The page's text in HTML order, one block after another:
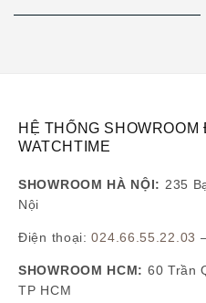
HỆ THỐNG
WATCHTIME
SHOWROOM HÀ NỘI: 235
Nội
Điện thoại:024.66.55.22.03
SHOWROOM HCM: 60 Trần
TP HCM